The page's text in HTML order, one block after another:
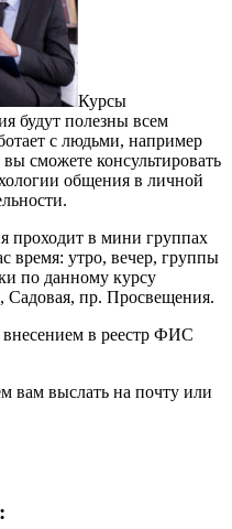
Курсы
будут полезны всем
с людьми, например
сможете консультировать
общения в личной
проходит в мини группах
время: утро, вечер, группы
по данному курсу
Садовая, пр. Просвещения.
в реестр ФИС
вам выслать на почту или